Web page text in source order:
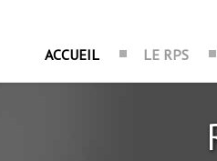
ACCUEIL LE RPS